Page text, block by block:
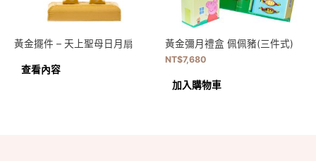
黃金擺件 – 天上聖母日月扇
查看內容
黃金彌月禮盒 佩佩豬(三件式)
NT$7,680
加入購物車